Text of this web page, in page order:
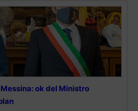
ok del Ministro